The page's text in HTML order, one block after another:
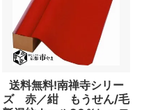
送料無料!南禅寺シリー
ズ 赤／紺 もうせん/毛